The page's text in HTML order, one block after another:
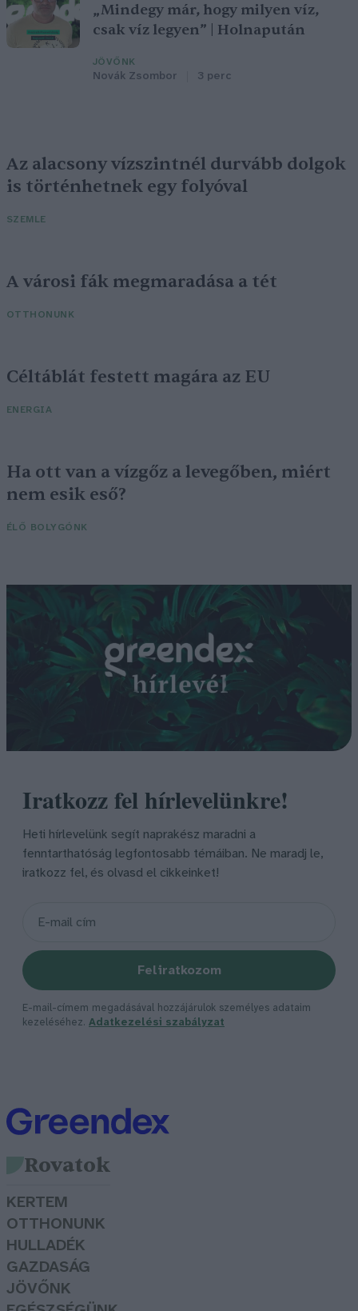
„Mindegy már, hogy milyen víz,
csak víz legyen” | Holnapután
JÖVŐNK
Novák Zsombor 3 perc
Az alacsony vízszintnél durvább dolgok
is történhetnek egy folyóval
SZEMLE
A városi fák megmaradása a tét
OTTHONUNK
Céltáblát festett magára az EU
ENERGIA
Ha ott van a vízgőz a levegőben, miért
nem esik eső?
ÉLŐ BOLYGÓNK
Iratkozz fel hírlevelünkre!
Heti hírlevelünk segít naprakész maradni a
fenntarthatóság legfontosabb témáiban. Ne maradj le,
iratkozz fel, és olvasd el cikkeinket!
Feliratkozom
E-mail-címem megadásával hozzájárulok személyes adataim
kezeléséhez. Adatkezelési szabályzat
Rovatok
KERTEM
OTTHONUNK
HULLADÉK
GAZDASÁG
JÖVŐNK